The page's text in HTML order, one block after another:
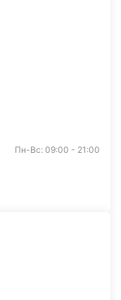
Пн-Вс: 09:00 - 21:00